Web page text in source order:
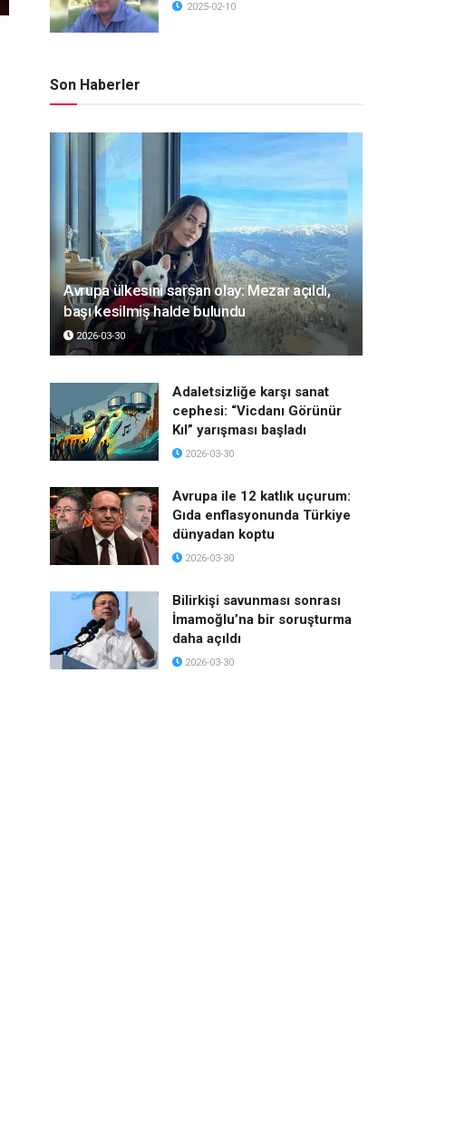
2025-02-10
Son Haberler
Avrupa ülkesini sarsan olay: Mezar açıldı,
başı kesilmiş halde bulundu
2026-03-30
Adaletsizliğe karşı sanat
cephesi: “Vicdanı Görünür
Kıl” yarışması başladı
2026-03-30
Avrupa ile 12 katlık uçurum:
Gıda enflasyonunda Türkiye
dünyadan koptu
2026-03-30
Bilirkişi savunması sonrası
İmamoğlu’na bir soruşturma
daha açıldı
2026-03-30